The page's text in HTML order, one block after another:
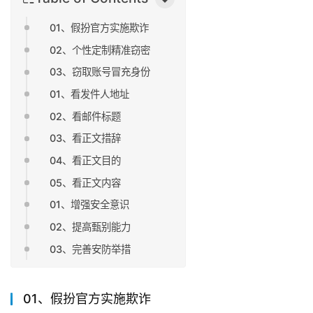
01、假扮官方实施欺诈
02、个性定制精准窃密
03、窃取账号冒充身份
01、看发件人地址
02、看邮件标题
03、看正文措辞
04、看正文目的
05、看正文内容
01、增强安全意识
02、提高甄别能力
03、完善安防举措
01、假扮官方实施欺诈